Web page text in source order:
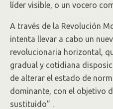
líder visible, o un vocero
A través de la Revolución
intenta llevar a cabo un
revolucionaria horizontal,
gradual y cotidiana
de alterar el estado de
dominante, con el objetivo
sustituido” .